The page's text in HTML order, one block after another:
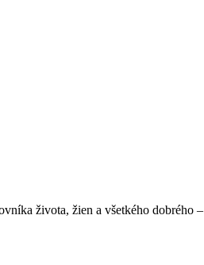
života, žien a všetkého dobrého –